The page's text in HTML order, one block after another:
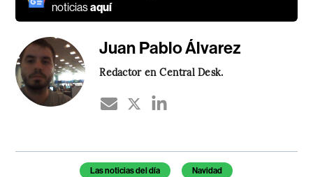
noticiasaquí
Juan Pablo Álvarez
Redactor en Central Desk.
Temas de este artículo
Las noticias del día Navidad